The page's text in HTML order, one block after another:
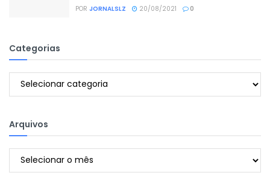
POR JORNALSLZ 20/08/2021 0
Categorias
Categorias
Arquivos
Arquivos